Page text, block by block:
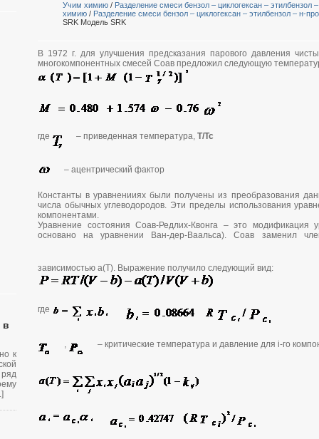
в
к
Учим химию / Разделение смеси бензол – циклогексан – этилбензол
химию / Разделение смеси бензол – циклогексан – этилбензол – н-
SRK Модель SRK
В 1972 г. для улучшения предсказания парового давления
многокомпонентных смесей Соав предложил следующую
где – приведенная температура, Т/Тс
– ацентрический фактор
Константы в уравненииях были получены из преобразования
числа обычных углеводородов. Эти пределы использования
компонентами.
Уравнение состояния Соав-Редлих-Квонга – это модификация
основано на уравнении Ван-дер-Ваальса). Соав заменил
зависимостью а(Т). Выражение получило следующий вид:
где
, – критические температура и давление для i-го